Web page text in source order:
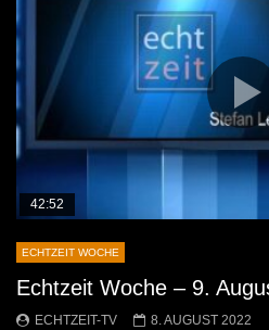
42:52
ECHTZEIT WOCHE
Echtzeit Woche – 9.
ECHTZEIT-TV 8. AUGUST 2022